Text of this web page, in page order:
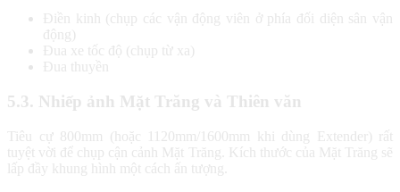
Điền kinh (chụp các vận động viên ở phía đối diện sân vận
động)
Đua xe tốc độ (chụp từ xa)
Đua thuyền
5.3. Nhiếp ảnh Mặt Trăng và Thiên văn
Tiêu cự 800mm (hoặc 1120mm/1600mm khi dùng Extender) rất
tuyệt vời để chụp cận cảnh Mặt Trăng. Kích thước của Mặt Trăng sẽ
lấp đầy khung hình một cách ấn tượng.